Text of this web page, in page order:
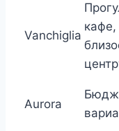
Vanchiglia
кафе,
Aurora